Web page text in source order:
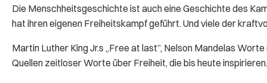
Die Menschheitsgeschichte ist auch eine Geschichte des
hat ihren eigenen Freiheitskampf geführt. Und viele der
Martin Luther King Jr.s „Free at last”, Nelson Mandelas
Quellen zeitloser Worte über Freiheit, die bis heute inspirieren.